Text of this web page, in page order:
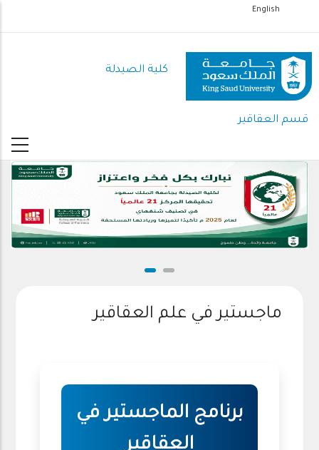
الرئيسي
English
كلية الصيدلة
قسم العقاقير
ماجستير في علم العقاقير
برنامج الماجستير في
العقاقير